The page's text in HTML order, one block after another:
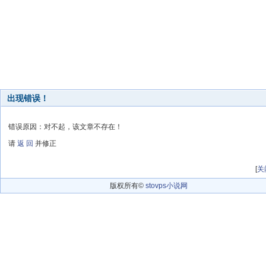
出现错误！
错误原因：对不起，该文章不存在！
请 返 回 并修正
[关
版权所有© stovps小说网